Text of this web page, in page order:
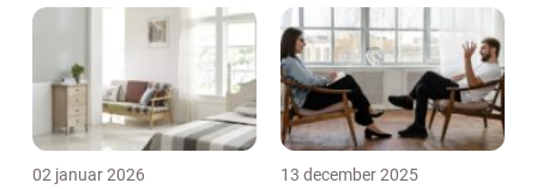
02 januar 2026 13 december 2025